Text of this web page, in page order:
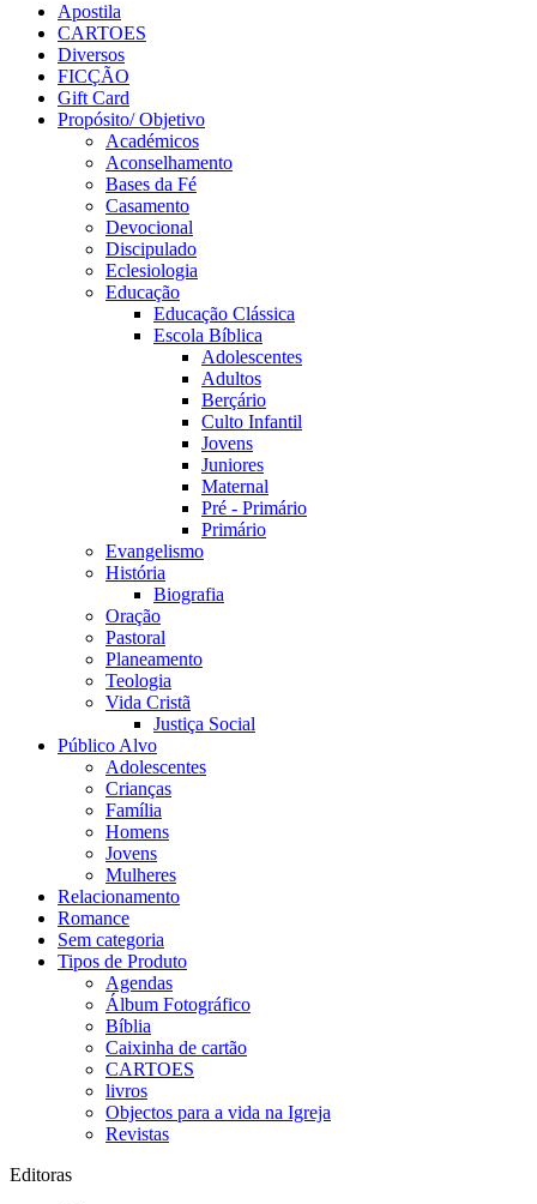
Apostila
CARTOES
Diversos
FICÇÃO
Gift Card
Propósito/ Objetivo
Académicos
Aconselhamento
Bases da Fé
Casamento
Devocional
Discipulado
Eclesiologia
Educação
Educação Clássica
Escola Bíblica
Adolescentes
Adultos
Berçário
Culto Infantil
Jovens
Juniores
Maternal
Pré - Primário
Primário
Evangelismo
História
Biografia
Oração
Pastoral
Planeamento
Teologia
Vida Cristã
Justiça Social
Público Alvo
Adolescentes
Crianças
Família
Homens
Jovens
Mulheres
Relacionamento
Romance
Sem categoria
Tipos de Produto
Agendas
Álbum Fotográfico
Bíblia
Caixinha de cartão
CARTOES
livros
Objectos para a vida na Igreja
Revistas
Editoras